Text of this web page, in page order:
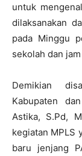
untuk
dilaksanakan
pada Minggu
sekolah dan
Demikian
Kabupaten
Astika, S.Pd,
kegiatan MPLS
baru jenjang